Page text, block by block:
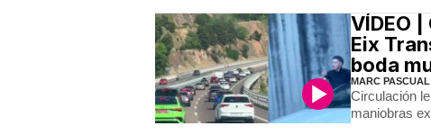
VÍDEO
Eix
boda
MARC
Circulación
maniobras